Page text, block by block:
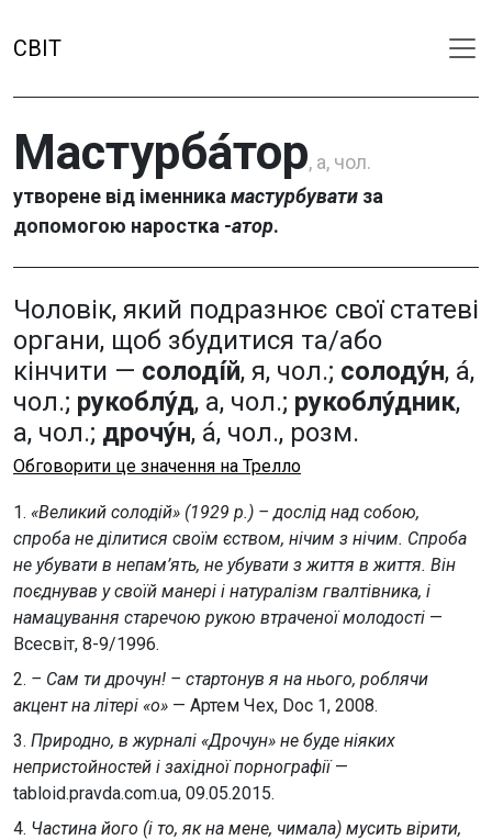
СВІТ
Мастурба́тор, а, чол.
утворене від іменника мастурбувати за
допомогою наростка -атор.
Чоловік, який подразнює свої статеві
органи, щоб збудитися та/або
кінчити — солоді́й, я, чол.; солоду́н, а́,
чол.; рукоблу́д, а, чол.; рукоблу́дник,
а, чол.; дрочу́н, а́, чол., розм.
Обговорити це значення на Трелло
1. «Великий солодій» (1929 р.) – дослід над собою,
спроба не ділитися своїм єством, нічим з нічим. Спроба
не убувати в непам’ять, не убувати з життя в життя. Він
поєднував у своїй манері і натуралізм гвалтівника, і
намацування старечою рукою втраченої молодості —
Всесвіт, 8-9/1996.
2. – Сам ти дрочун! – стартонув я на нього, роблячи
акцент на літері «о» — Артем Чех, Doc 1, 2008.
3. Природно, в журналі «Дрочун» не буде ніяких
непристойностей і західної порнографії—
tabloid.pravda.com.ua, 09.05.2015.
4. Частина його (і то, як на мене, чимала) мусить вірити,